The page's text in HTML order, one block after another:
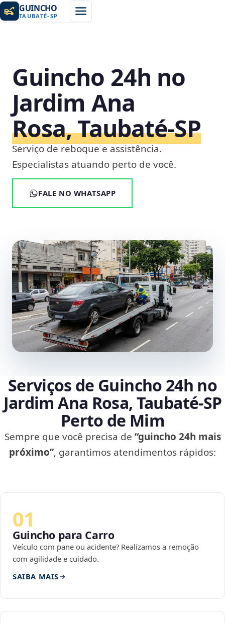
GUINCHO
TAUBATÉ-SP
Guincho 24h no
Jardim Ana
Rosa, Taubaté‑SP
Serviço de reboque e assistência.
Especialistas atuando perto de você.
FALE NO WHATSAPP
Serviços de Guincho 24h no
Jardim Ana Rosa, Taubaté‑SP
Perto de Mim
Sempre que você precisa de “guincho 24h mais
próximo”, garantimos atendimentos rápidos:
01
Guincho para Carro
Veículo com pane ou acidente? Realizamos a remoção
com agilidade e cuidado.
SAIBA MAIS